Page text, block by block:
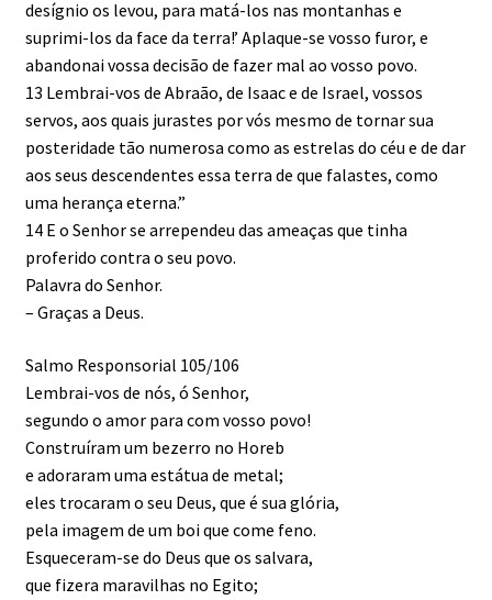
desígnio os levou, para matá-los nas montanhas e
suprimi-los da face da terra!’ Aplaque-se vosso furor, e
abandonai vossa decisão de fazer mal ao vosso povo.
13 Lembrai-vos de Abraão, de Isaac e de Israel, vossos
servos, aos quais jurastes por vós mesmo de tornar sua
posteridade tão numerosa como as estrelas do céu e de dar
aos seus descendentes essa terra de que falastes, como
uma herança eterna.”
14 E o Senhor se arrependeu das ameaças que tinha
proferido contra o seu povo.
Palavra do Senhor.
– Graças a Deus.
Salmo Responsorial 105/106
Lembrai-vos de nós, ó Senhor,
segundo o amor para com vosso povo!
Construíram um bezerro no Horeb
e adoraram uma estátua de metal;
eles trocaram o seu Deus, que é sua glória,
pela imagem de um boi que come feno.
Esqueceram-se do Deus que os salvara,
que fizera maravilhas no Egito;